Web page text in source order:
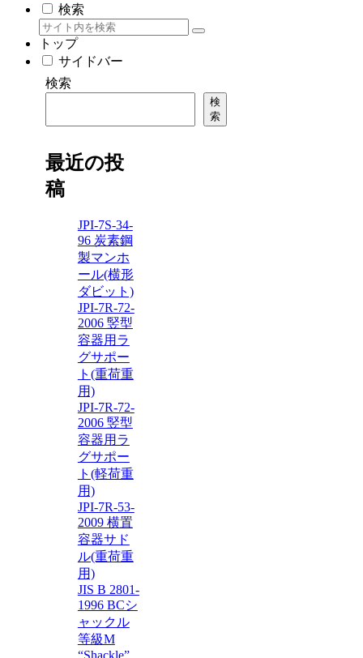
検索
トップ
サイドバー
検索
検
索
最近の投
稿
JPI-7S-34-
96 炭素鋼
製マンホ
ール(横形
ダビット)
JPI-7R-72-
2006 竪型
容器用ラ
グサポー
ト(重荷重
用)
JPI-7R-72-
2006 竪型
容器用ラ
グサポー
ト(軽荷重
用)
JPI-7R-53-
2009 横置
容器サド
ル(重荷重
用)
JIS B 2801-
1996 BCシ
ャックル
等級M
“Shackle”